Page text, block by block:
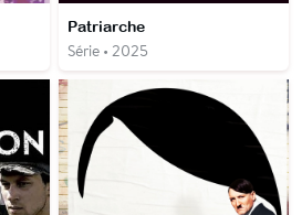
Patriarche
Série • 2025